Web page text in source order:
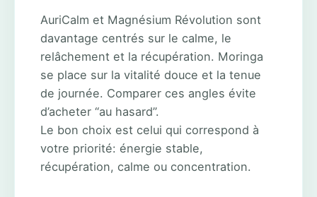
AuriCalm et Magnésium Révolution sont
davantage centrés sur le calme, le
relâchement et la récupération. Moringa
se place sur la vitalité douce et la tenue
de journée. Comparer ces angles évite
d’acheter “au hasard”.
Le bon choix est celui qui correspond à
votre priorité: énergie stable,
récupération, calme ou concentration.